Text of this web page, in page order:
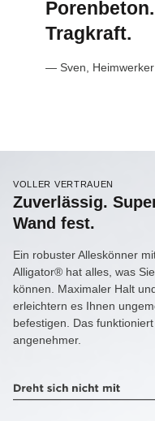
Tragkraft.
— Sven, Heimwerker
VOLLER VERTRAUEN
Zuverlässig.
Wand fest.
Ein robuster Alleskönner
Alligator® hat alles, was
können. Maximaler Halt
erleichtern es Ihnen
befestigen. Das
angenehmer.